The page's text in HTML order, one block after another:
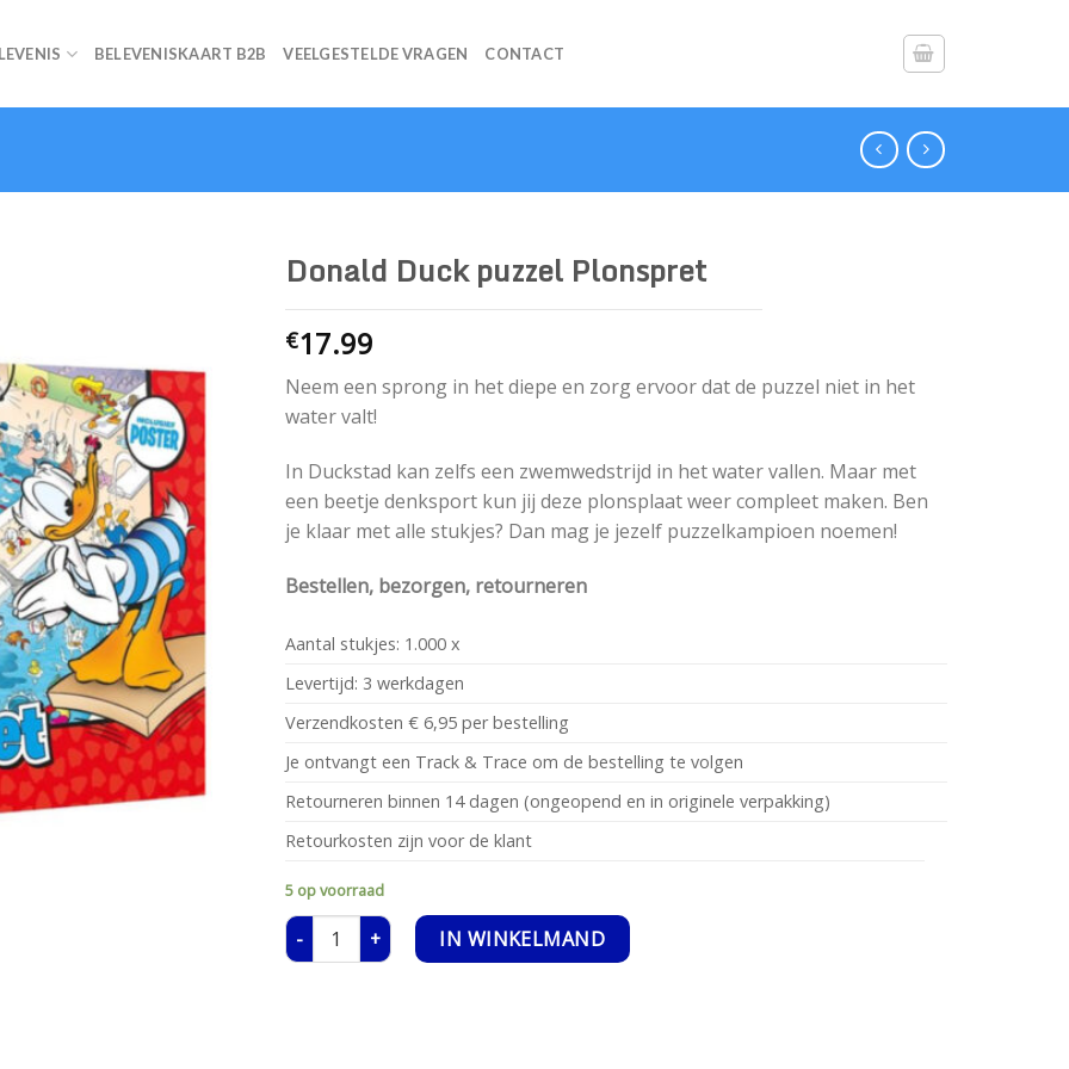
BELEVENISKAART B2B VEELGESTELDE VRAGEN CONTACT
Donald Duck puzzel Plonspret
€17.99
Neem een sprong in het diepe en zorg ervoor dat de puzzel niet in het
water valt!
In Duckstad kan zelfs een zwemwedstrijd in het water vallen. Maar met
een beetje denksport kun jij deze plonsplaat weer compleet maken. Ben
je klaar met alle stukjes? Dan mag je jezelf puzzelkampioen noemen!
Bestellen, bezorgen, retourneren
Aantal stukjes: 1.000 x
Levertijd: 3 werkdagen
Verzendkosten € 6,95 per bestelling
Je ontvangt een Track & Trace om de bestelling te volgen
Retourneren binnen 14 dagen (ongeopend en in originele verpakking)
Retourkosten zijn voor de klant
5 op voorraad
Donald Duck puzzel Plonspret aantal
IN WINKELMAND